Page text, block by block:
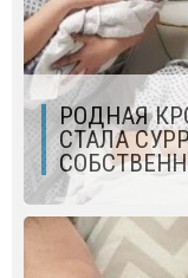
РОДНАЯ
СТАЛА